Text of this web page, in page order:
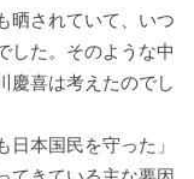
晒されていて、いつ
した。そのような中
慶喜は考えたのでし
日本国民を守った」